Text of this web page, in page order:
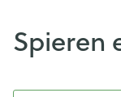
Spieren